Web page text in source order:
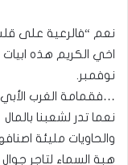
نعم “فالرعية على
اخي الكريم هذه
نوفمبر.
…فقمامة الغرب
نعما تدر لشعبنا بالمال
والحاويات مليئة
هبة السماء لتاجر جوال